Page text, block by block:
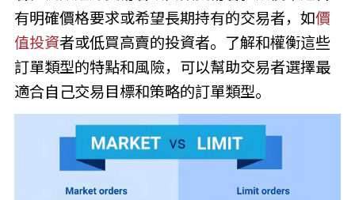
有明確價格要求或希望長期持有的交易者，如價
值投資者或低買高賣的投資者。了解和權衡這些
訂單類型的特點和風險，可以幫助交易者選擇最
適合自己交易目標和策略的訂單類型。